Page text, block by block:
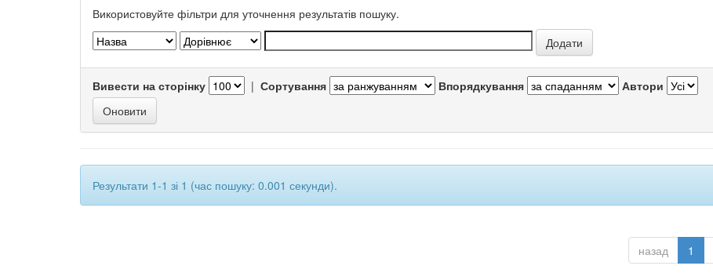
Використовуйте фільтри для уточнення результатів пошуку.
Вивести на сторінку | Сортування Впорядкування Автори
Результати 1-1 зі 1 (час пошуку: 0.001 секунди).
назад 1